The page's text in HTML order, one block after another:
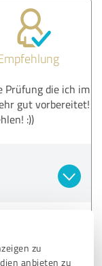
zu
anbieten zu
Prüfung die ich im
gut vorbereitet!
:))